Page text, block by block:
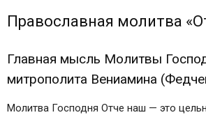
Подать записку
Вопросы батюшке
Вопросы юристу
Молитва по соглашению
Православная молитва
Главная мысль Молитвы
митрополита Вениамина
Молитва Господня Отче наш — это